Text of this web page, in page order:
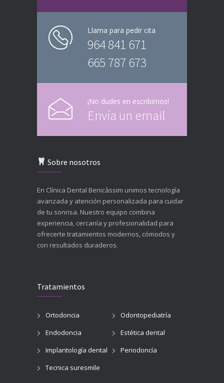
Llama para pedir cita
964 841 671
665 787 673
¡No dudes en escribirnos!
Envía un email
Sobre nosotros
En Clínica Dental Benicàssim unimos tecnología
avanzada y atención personalizada para cuidar
de tu sonrisa. Nuestro equipo combina
experiencia, cercanía y profesionalidad para
ofrecerte tratamientos modernos, cómodos y
con resultados duraderos.
Tratamientos
Ortodoncia
Odontopediatría
Endodoncia
Estética dental
Implantología dental
Periodoncía
Tecnica suresmile